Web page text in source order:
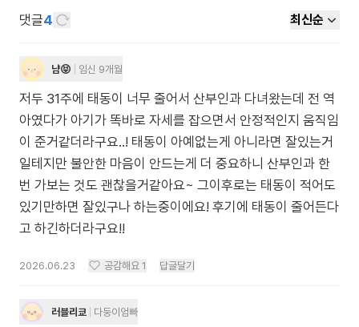
댓글4 최신순
냠😝 임신 9개월
저두 31주에 태동이 너무 줄어서 산부인과 다녀왔는데 전 역
아였다가 아기가 똑바로 자세를 잡으면서 안정적인지 움직임
이 준거같더라구요..! 태동이 아예없는게 아니라면 잘있는거
일테지만 불안한 마음이 안드는게 더 중요하니 산부인과 한
번 가보는 것도 괜찮을거같아요~ 그이후로는 태동이 적어도
있기만하면 잘있구나 하는중이에요! 후기에 태동이 줄어든다
고 하긴하더라구요!!
2026.06.23 공감해요 1 답글달기
러블리쿄 다둥이엄빠